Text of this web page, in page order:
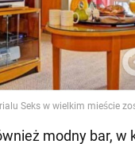
modny bar, w